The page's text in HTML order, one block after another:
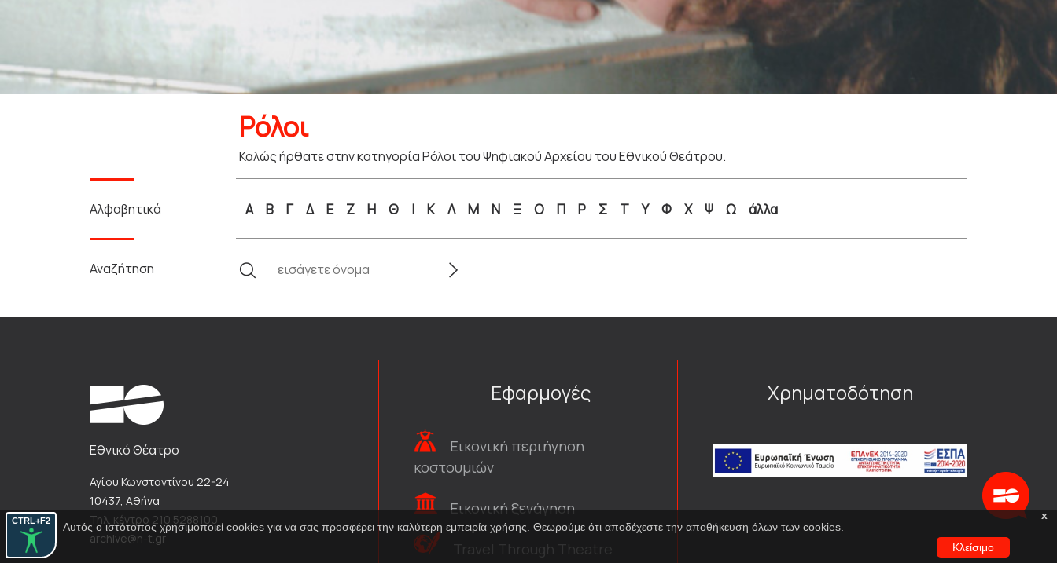
CTRL+F2
Ρόλοι
Καλώς ήρθατε στην κατηγορία Ρόλοι του Ψηφιακού Αρχείου του Εθνικού Θεάτρου.
Αλφαβητικά Α Β Γ Δ Ε Ζ Η Θ Ι Κ Λ Μ Ν Ξ Ο Π Ρ Σ Τ Υ Φ Χ Ψ Ω άλλα
Αναζήτηση
x
Αυτός ο ιστότοπος χρησιμοποιεί cookies για να σας προσφέρει την καλύτερη εμπειρία χρήσης. Θεωρούμε ότι αποδέχεστε την αποθήκευση όλων των cookies.
Κλείσιμο
Εθνικό Θέατρο
Αγίου Κωνσταντίνου 22-24
10437, Αθήνα
Τηλ. κέντρο 210 5288100
archive@n-t.gr
Εφαρμογές
Εικονική περιήγηση
κοστουμιών
Εικονική ξενάγηση
Travel Through Theatre
Χρηματοδότηση